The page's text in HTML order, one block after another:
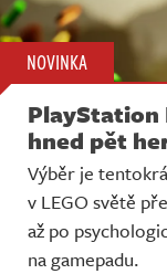
NOVINKA
PlayStation
hned pět
Výběr je
v LEGO světě
až po
na gamepadu.